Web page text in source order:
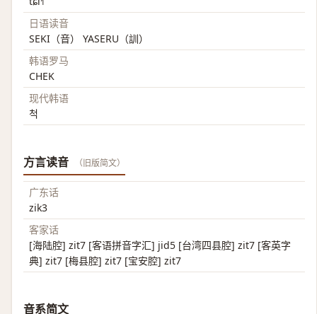
日语读音
SEKI（音） YASERU（訓）
韩语罗马
CHEK
现代韩语
척
方言读音 （旧版简文）
广东话
zik3
客家话
[海陆腔] zit7 [客语拼音字汇] jid5 [台湾四县腔] zit7 [客英字
典] zit7 [梅县腔] zit7 [宝安腔] zit7
音系简文